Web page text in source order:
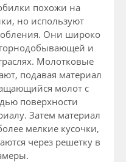
похожи на
но используют
Они широко
и
Молотковые
подавая материал
молот с
поверхности
Затем материал
мелкие кусочки,
через решетку в